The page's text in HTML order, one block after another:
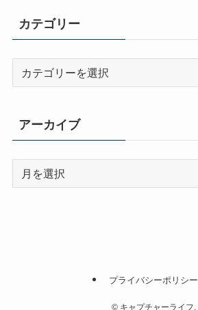
カテゴリー
リ
ー
アーカイブ
プライバシーポリシー
©キャプチャーライフ.